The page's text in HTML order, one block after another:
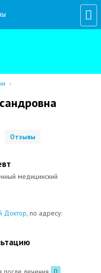
›
Отзывы
медицинский
Доктор, по адресу: